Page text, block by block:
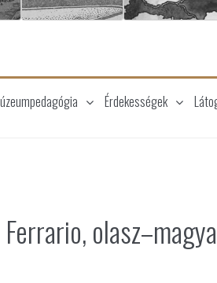
Érdekességek